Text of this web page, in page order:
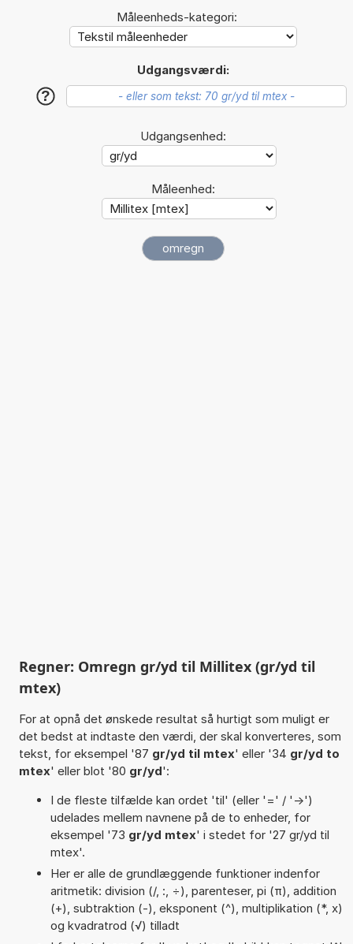
Måleenheds-kategori:
Udgangsværdi:
?
Udgangsenhed:
Måleenhed:
Regner: Omregn gr/yd til Millitex (gr/yd til
mtex)
For at opnå det ønskede resultat så hurtigt som muligt er
det bedst at indtaste den værdi, der skal konverteres, som
tekst, for eksempel '87 gr/yd til mtex' eller '34 gr/yd to
mtex' eller blot '80 gr/yd':
I de fleste tilfælde kan ordet 'til' (eller '=' / '->')
udelades mellem navnene på de to enheder, for
eksempel '73 gr/yd mtex' i stedet for '27 gr/yd til
mtex'.
Her er alle de grundlæggende funktioner indenfor
aritmetik: division (/, :, ÷), parenteser, pi (π), addition
(+), subtraktion (-), eksponent (^), multiplikation (*, x)
og kvadratrod (√) tilladt